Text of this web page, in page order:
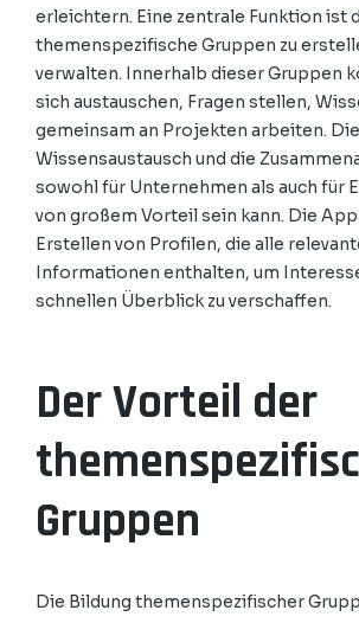
erleichtern. Eine zentrale Funktion ist
themenspezifische Gruppen zu
verwalten. Innerhalb dieser Gruppen
sich austauschen, Fragen stellen,
gemeinsam an Projekten arbeiten.
Wissensaustausch und die
sowohl für Unternehmen als auch für
von großem Vorteil sein kann. Die
Erstellen von Profilen, die alle
Informationen enthalten, um
schnellen Überblick zu verschaffen.
Der Vorteil der
Gruppen
Die Bildung themenspezifischer